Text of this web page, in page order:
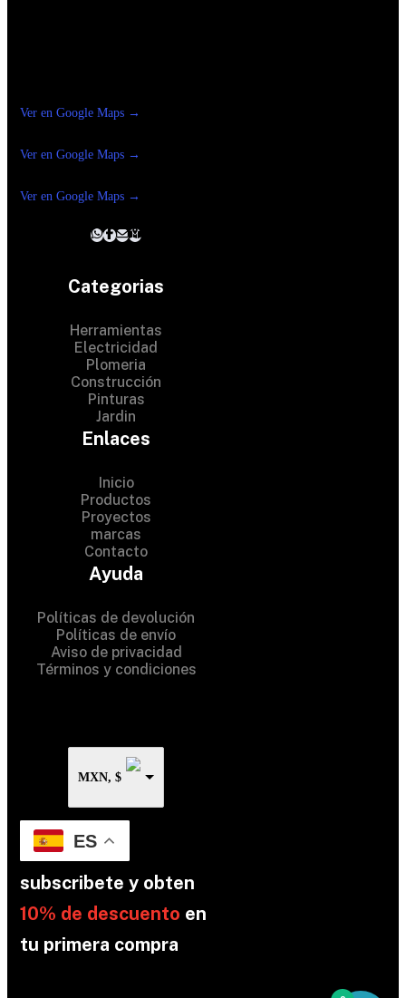
Ver en Google Maps →
Ver en Google Maps →
Ver en Google Maps →
Categorias
Herramientas
Electricidad
Plomeria
Construcción
Pinturas
Jardin
Enlaces
Inicio
Productos
Proyectos
marcas
Contacto
Ayuda
Políticas de devolución
Políticas de envío
Aviso de privacidad
Términos y condiciones
MXN, $
ES
subscribete y obten
10% de descuento en
tu primera compra